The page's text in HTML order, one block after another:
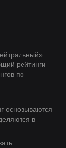
рейтинги
по
основываются
в